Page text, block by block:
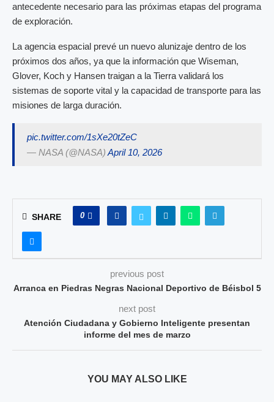
antecedente necesario para las próximas etapas del programa
de exploración.
La agencia espacial prevé un nuevo alunizaje dentro de los
próximos dos años, ya que la información que Wiseman,
Glover, Koch y Hansen traigan a la Tierra validará los
sistemas de soporte vital y la capacidad de transporte para las
misiones de larga duración.
pic.twitter.com/1sXe20tZeC
— NASA (@NASA) April 10, 2026
SHARE 0
previous post
Arranca en Piedras Negras Nacional Deportivo de Béisbol 5
next post
Atención Ciudadana y Gobierno Inteligente presentan
informe del mes de marzo
YOU MAY ALSO LIKE